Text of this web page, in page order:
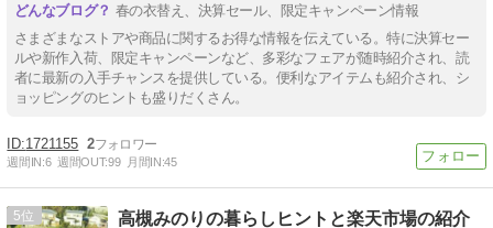
春の衣替え、決算セール、限定キャンペーン情報
さまざまなストアや商品に関するお得な情報を伝えている。特に決算セー
ルや新作入荷、限定キャンペーンなど、多彩なフェアが随時紹介され、読
者に最新の入手チャンスを提供している。便利なアイテムも紹介され、シ
ョッピングのヒントも盛りだくさん。
1721155 2
週間IN:6 週間OUT:99 月間IN:45
5 高槻みのりの暮らしヒントと楽天市場の紹介